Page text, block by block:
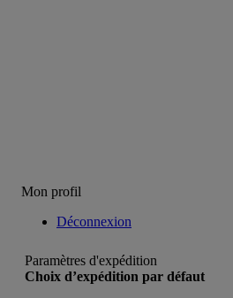
Mon profil
Déconnexion
Paramètres d'expédition
Choix d’expédition par défaut